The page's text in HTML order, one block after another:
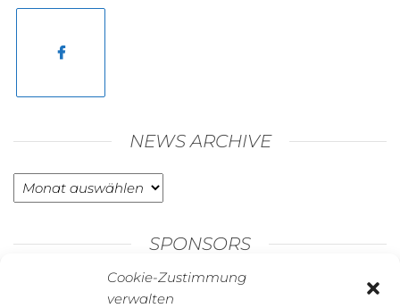
Cookie-Zustimmung
verwalten
NEWS ARCHIVE
News
Archive
SPONSORS